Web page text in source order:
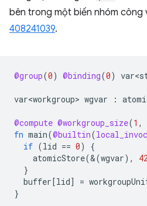
bên trong một biến nhóm công
408241039.
@group(0) @binding(0)
var<workgroup> wgvar :
@compute @workgroup_size(1 ,
fn main(@builtin(
if (lid == 0)
{
atomicStore(&(wgvar),
}
buffer[lid] =
}